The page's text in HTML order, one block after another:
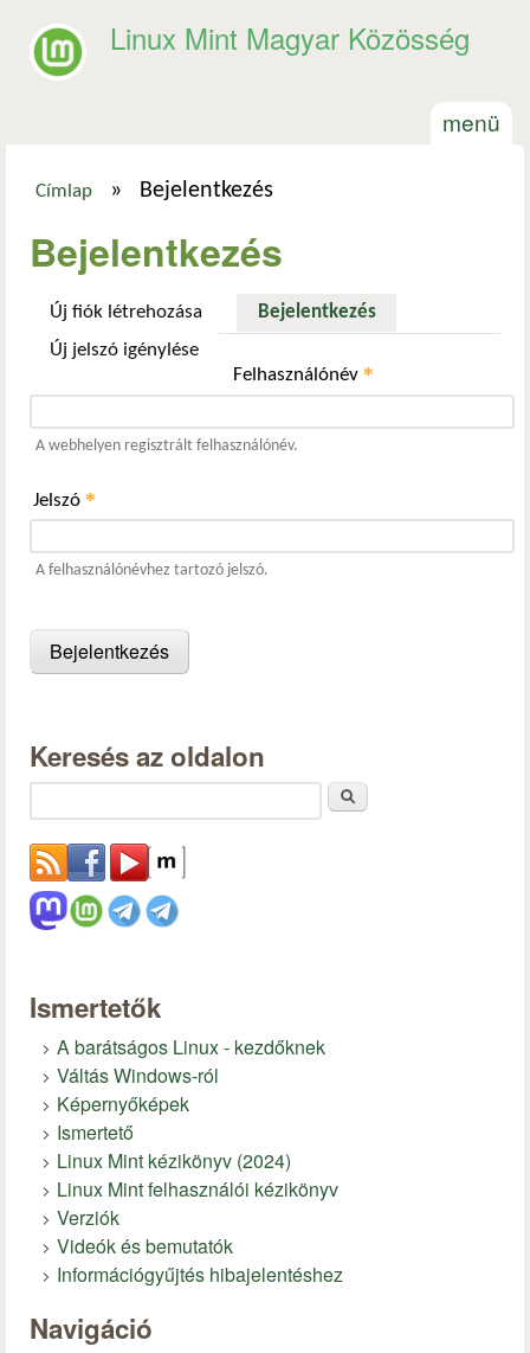
Linux Mint Magyar Közösség
menü
Címlap » Bejelentkezés
Bejelentkezés
Új fiók létrehozása Bejelentkezés(aktív fül)
Új jelszó igénylése
Felhasználónév*
A webhelyen regisztrált felhasználónév.
Jelszó *
A felhasználónévhez tartozó jelszó.
Keresés az oldalon
Ismertetők
A barátságos Linux - kezdőknek
Váltás Windows-ról
Képernyőképek
Ismertető
Linux Mint kézikönyv (2024)
Linux Mint felhasználói kézikönyv
Verziók
Videók és bemutatók
Információgyűjtés hibajelentéshez
Navigáció